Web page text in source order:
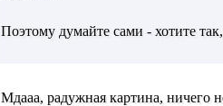
Поэтому думайте сами - хотите
Мдааа, радужная картина, ничего